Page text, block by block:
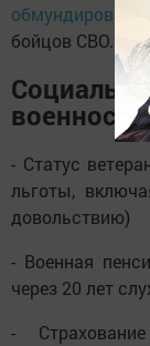
бойцов СВО.
- Статус
льготы,
довольствию)
- Военная
через 20 лет
-